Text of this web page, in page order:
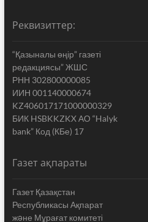
Реквизиттер:
“Қазыналы өңір” газеті
редакциясы” ЖШС
РНН 302800000085
ИИН 001140000674
KZ406017171000000329
БИК HSBKKZKX АО “Halyk
bank” Код (КБе) 17
Газет ақпараты
Газет Қазақстан
Республикасы Ақпарат
жəне Мұрағат комитеті